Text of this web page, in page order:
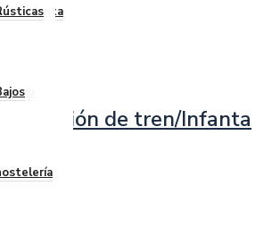
con
Estación de tren/Infanta